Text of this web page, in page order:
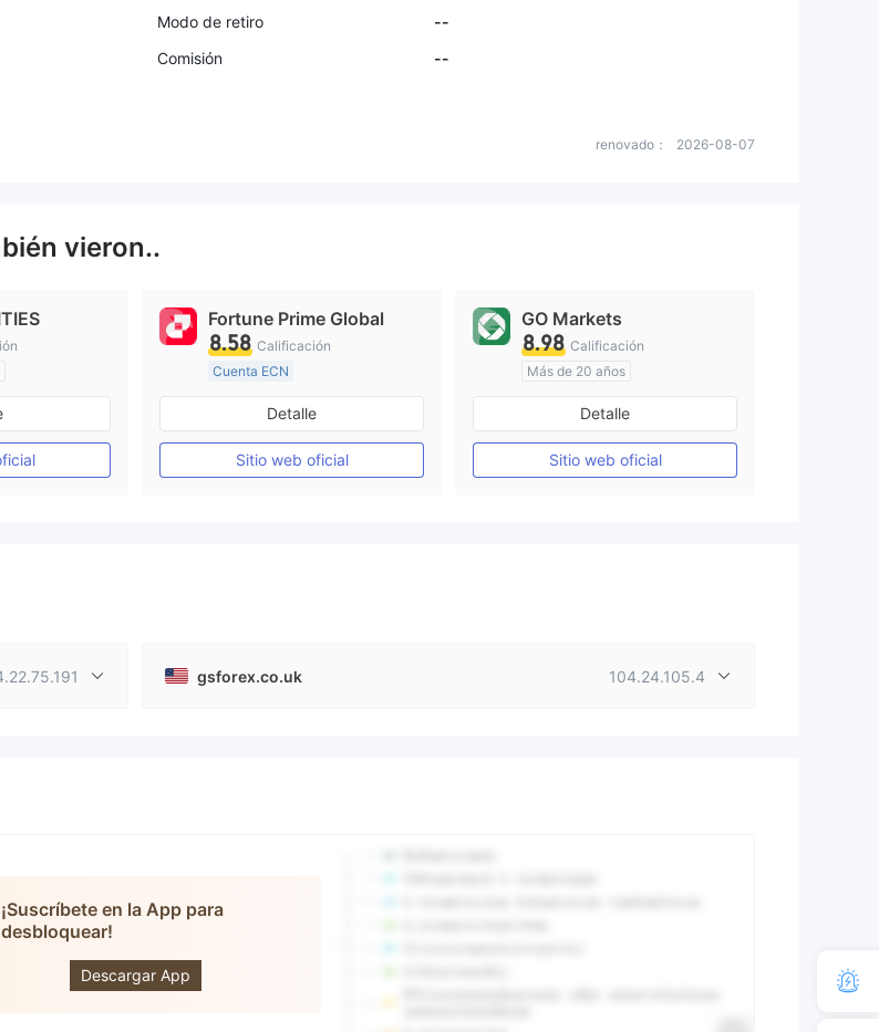
Modo de retiro
--
Comisión
--
renovado： 2026-08-07
vieron..
de MT4
Fortune Prime Global
8.58 Calificación
Cuenta ECN
De 15 a 20 años
Supervisión en Australia
Creación Mercado Forex (MM)
Licencia completa de MT4
Detalle
Sitio web oficial
GO Markets
8.98 Calificación
Más de 20 años
Supervisión en Australia
cTrader
Detalle
Sitio web oficial
gsforex.co.uk 104.24.105.4
¡Suscríbete en la App para
desbloquear!
Descargar App